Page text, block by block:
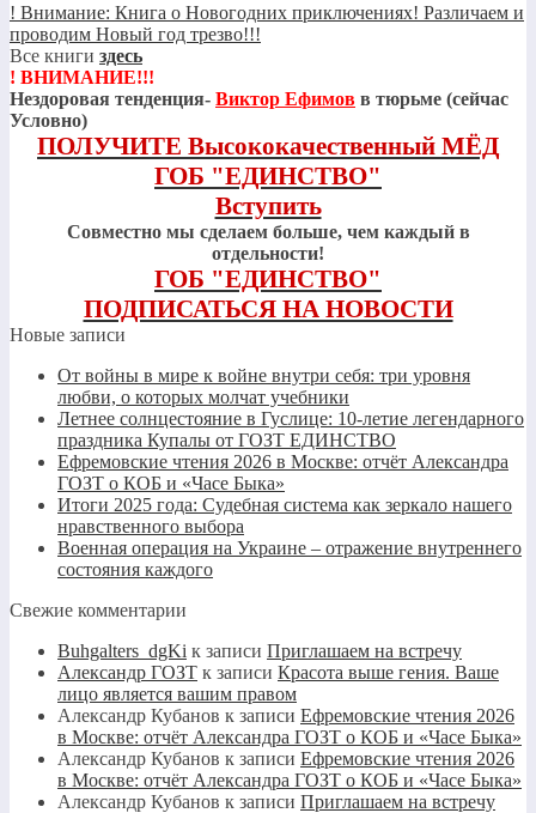
! Внимание: Книга о Новогодних приключениях! Различаем и
проводим Новый год трезво!!!
Все книги здесь
! ВНИМАНИЕ!!!
Нездоровая тенденция- Виктор Ефимов в тюрьме (сейчас
Условно)
ПОЛУЧИТЕ Высококачественный МЁД
ГОБ "ЕДИНСТВО"
Вступить
Совместно мы сделаем больше, чем каждый в
отдельности!
ГОБ "ЕДИНСТВО"
ПОДПИСАТЬСЯ НА НОВОСТИ
Новые записи
От войны в мире к войне внутри себя: три уровня
любви, о которых молчат учебники
Летнее солнцестояние в Гуслице: 10-летие легендарного
праздника Купалы от ГОЗТ ЕДИНСТВО
Ефремовские чтения 2026 в Москве: отчёт Александра
ГОЗТ о КОБ и «Часе Быка»
Итоги 2025 года: Судебная система как зеркало нашего
нравственного выбора
Военная операция на Украине – отражение внутреннего
состояния каждого
Свежие комментарии
Buhgalters_dgKi к записи Приглашаем на встречу
Александр ГОЗТ к записи Красота выше гения. Ваше
лицо является вашим правом
Александр Кубанов к записи Ефремовские чтения 2026
в Москве: отчёт Александра ГОЗТ о КОБ и «Часе Быка»
Александр Кубанов к записи Ефремовские чтения 2026
в Москве: отчёт Александра ГОЗТ о КОБ и «Часе Быка»
Александр Кубанов к записи Приглашаем на встречу